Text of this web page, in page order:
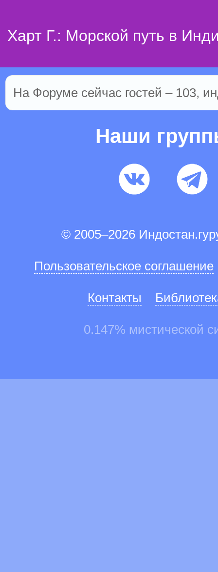
Харт Г.: Морской путь в
На Форуме сейчас гостей – 103,
Наши
© 2005–2026
Пользовательское соглашение
Контакты
0.147% мистической